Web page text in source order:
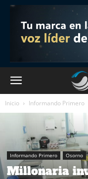
Inicio Informando Primero
Informando Primero Osorno
Millonaria